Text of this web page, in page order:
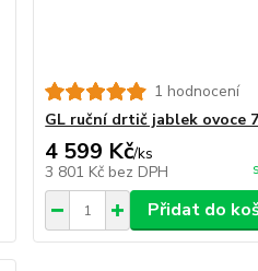
1 hodnocení
GL ruční drtič jablek ovoce
4 599 Kč/ks
3 801 Kč bez DPH
Přidat do